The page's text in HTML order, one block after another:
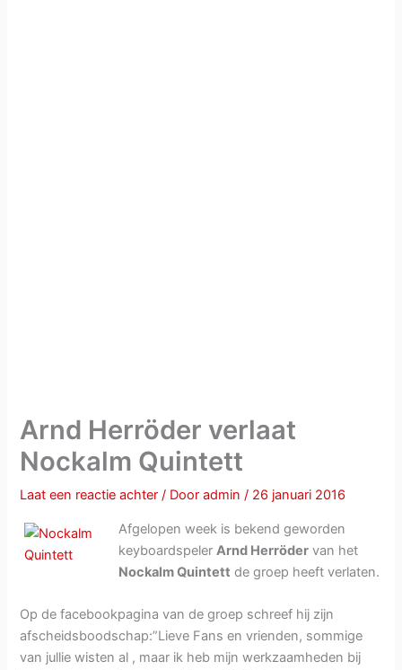
Arnd Herröder verlaat
Nockalm Quintett
Laat een reactie achter / Dooradmin/ 26 januari 2016
Afgelopen week is bekend geworden
keyboardspelerArnd Herröder van het
Nockalm Quintett de groep heeft verlaten.
Op de facebookpagina van de groep schreef hij zijn
afscheidsboodschap:”Lieve Fans en vrienden, sommige
van jullie wisten al , maar ik heb mijn werkzaamheden bij